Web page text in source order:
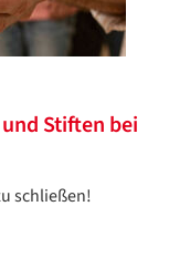
Stiften bei
schließen!